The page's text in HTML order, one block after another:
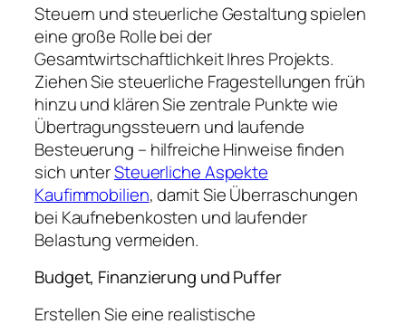
Steuern und steuerliche Gestaltung spielen
eine große Rolle bei der
Gesamtwirtschaftlichkeit Ihres Projekts.
Ziehen Sie steuerliche Fragestellungen früh
hinzu und klären Sie zentrale Punkte wie
Übertragungssteuern und laufende
Besteuerung – hilfreiche Hinweise finden
sich unterSteuerliche Aspekte
Kaufimmobilien, damit Sie Überraschungen
bei Kaufnebenkosten und laufender
Belastung vermeiden.
Budget, Finanzierung und Puffer
Erstellen Sie eine realistische